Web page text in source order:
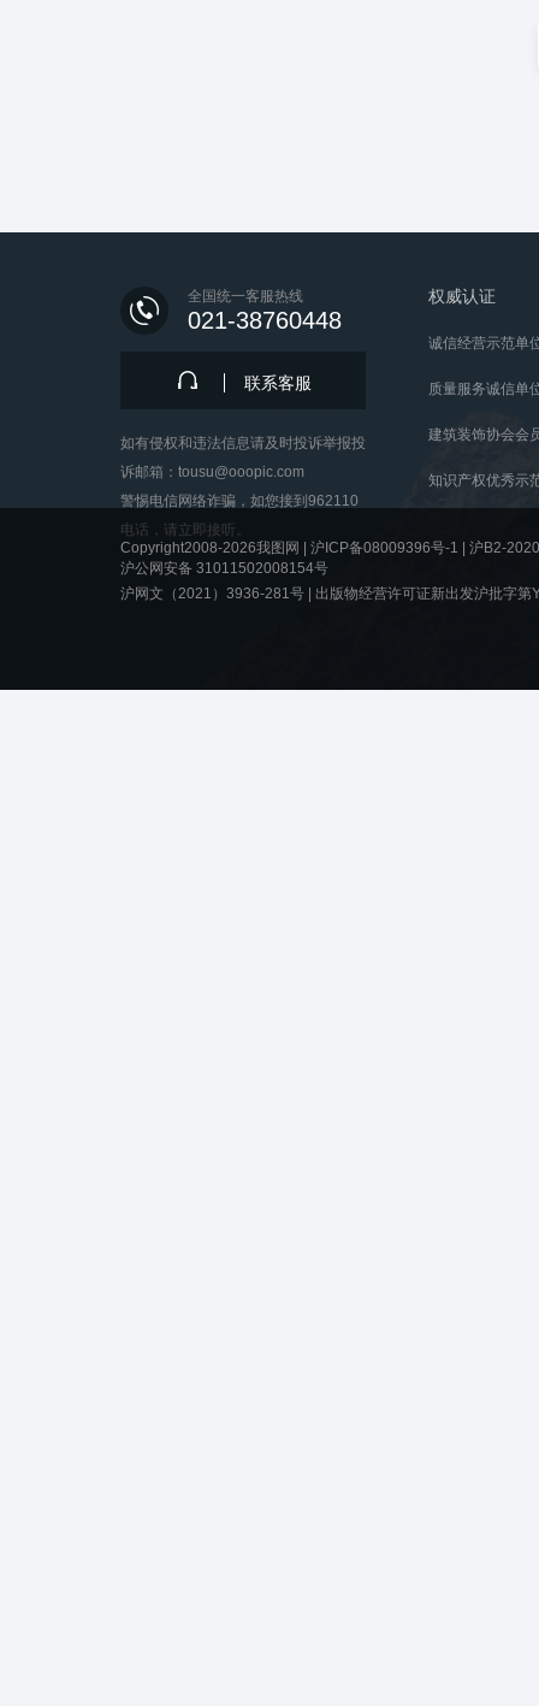
全国统一客服热线
021-38760448
联系客服
如有侵权和违法信息请及时投诉举报投
诉邮箱：tousu@ooopic.com
警惕电信网络诈骗，如您接到962110
电话，请立即接听。
权威认证
诚信经营示范单
质量服务诚信单
建筑装饰协会会
知识产权优秀示
Copyright2008-2026我图网 | 沪ICP备08009396号-1
沪B2-
沪公网安备 31011502008154号
沪网文（2021）3936-281号 | 出版物经营许可证新出发沪批字第